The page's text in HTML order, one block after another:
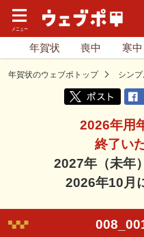
年賀状 喪中 寒中
年賀状のウェブポトップ シンプ
2026年用
終了い
2027年（未年
2026年10月